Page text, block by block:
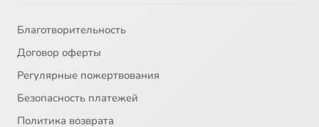
Благотворительность
Договор оферты
Регулярные пожертвования
Безопасность платежей
Политика возврата